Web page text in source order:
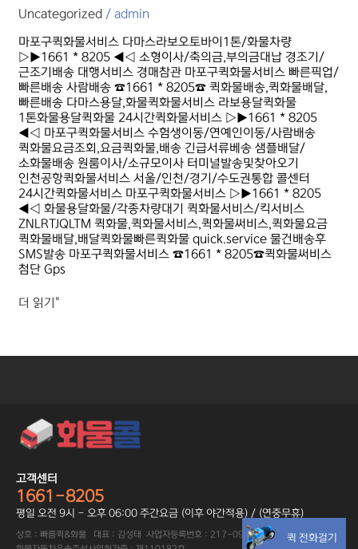
Uncategorized /admin
마포구퀵화물서비스 다마스라보오토바이1톤/화물차량
▷▶1661 * 8205 ◀◁ 소형이사/축의금,부의금대납 경조기/
근조기배송 대행서비스 경매참관 마포구퀵화물서비스 빠른픽업/
빠른배송 사람배송 ☎1661 * 8205☎ 퀵화물배송,퀵화물배달,
빠른배송 다마스용달,화물퀵화물서비스 라보용달퀵화물
1톤화물용달퀵화물 24시간퀵화물서비스 ▷▶1661 * 8205
◀◁ 마포구퀵화물서비스 수험생이동/연예인이동/사람배송
퀵화물요금조회,요금퀵화물,배송 긴급서류베송 샘플배달/
소화물배송 원룸이사/소규모이사 터미널발송및찾아오기
인천공항퀵화물서비스 서울/인천/경기/수도권통합 콜센터
24시간퀵화물서비스 마포구퀵화물서비스 ▷▶1661 * 8205
◀◁ 화물용달화물/각종차량대기 퀵화물서비스/킥서비스
ZNLRTJQLTM 퀵화물,퀵화물서비스,퀵화물써비스,퀵화물요금
퀵화물배달,배달퀵화물빠른퀵화물 quick.service 물건배송후
SMS발송 마포구퀵화물서비스 ☎1661 * 8205☎퀵화물써비스
첨단 Gps
더 읽기"
고객센터
1661-8205
평일 오전 9시 - 오후 06:00 주간요금 (이후 야간적용) / (연중무휴)
상호 : 빠름퀵&화물 대표 : 김성태 사업자등록번호 : 217-09-89402
퀵 전화걸기